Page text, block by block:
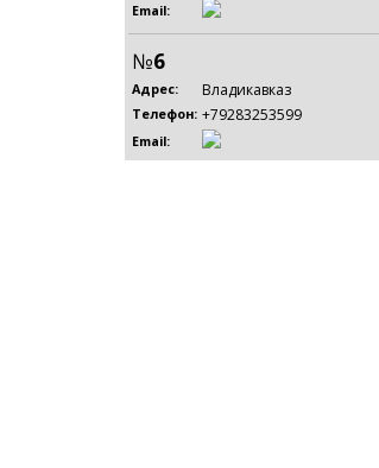
Email:
№6
Адрес: Владикавказ
Телефон: +79283253599
Email: